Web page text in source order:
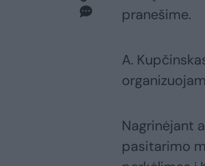
pranešime.
A.
Nagrinėjant
pasitarimo